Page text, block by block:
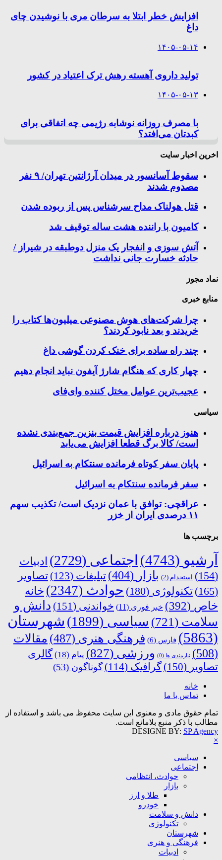
افزایش خطر ابتلا به سرطان مری با نوشیدن چای
داغ
۱۴۰۵-۰۵-۱۴
تولید داروی آهسته رهش ترک اعتیاد در کشور
۱۴۰۵-۰۵-۱۳
با مصرف روزانه نوشابه رژیمی چه اتفاقی برای
کبدتان می‌افتد؟
اخرین اخبار سایت
سقوط آسانسور در میدان آرژانتین تهران/ ۹ نفر
مصدوم شدند
قتل هولناک مداح سرشناس پس از ربوده شدن
کامیون با راننده هشت ساله توقیف شد
آتش سوزی و انفجار یک منزل دوطبقه در شیراز /
حادثه خسارت جانی نداشت
نماد مجوز
منابع خبری
چرا شرکت‌های هوش مصنوعی میلیون‌ها کتاب را
خریدند و بعد نابود کردند؟
چند راه‌ ساده برای خنک کردن گوشی داغ
چهار کاری که هنگام شارژ آیفون نباید انجام دهیم
عجیب‌ترین عوامل مختل کننده وای‌فای
سیاسی
هنوز درباره افزایش قیمت بنزین جمع‌بندی نشده
است/ کالا برگ قطعا افزایش می‌یابد
پایان سفر کوتاه فرمانده سنتکام به اسرائیل
سفر فرمانده سنتکام به اسرائیل
عراقچی: توافق با عمان نزدیک است/ تکذیب سهم
۱۱ درصدی ایران از خزر
برچسب ها
آرشیو (4743) اجتماعی (2729)
ادبیات
(154)
استخدام (2) بازار (404) تبلیغات (123)
تصاویر
(165)
تکنولوژی (180) حوادث (2347)
خانه
خاص (392) خبر فوری (11) خواندنی (151)
دانش و
سلامت (721) سیاسی (1899)
شهرستان
(5863)
فارس (6) فرهنگی هنری (487)
مقالات
(508)
نیازمندی ها (0) ورزشی (827) پیام (18)
گالری
تصاویر (150) گرافیک (114) گوناگون (53)
خانه
تماس با ما
تمام حقوق مادی و معنوی این سایت محفوظ می باشد و استفاده از
مطالب با ذکر منبع بلامانع است.
DESIGNE BY: SP Agency
×
سیاسی
اجتماعی
حوادث، انتظامی
بازار
طلا و ارز
خودرو
دانش و سلامت
تکنولوژی
شهرستان
فرهنگی و هنری
ادبیات